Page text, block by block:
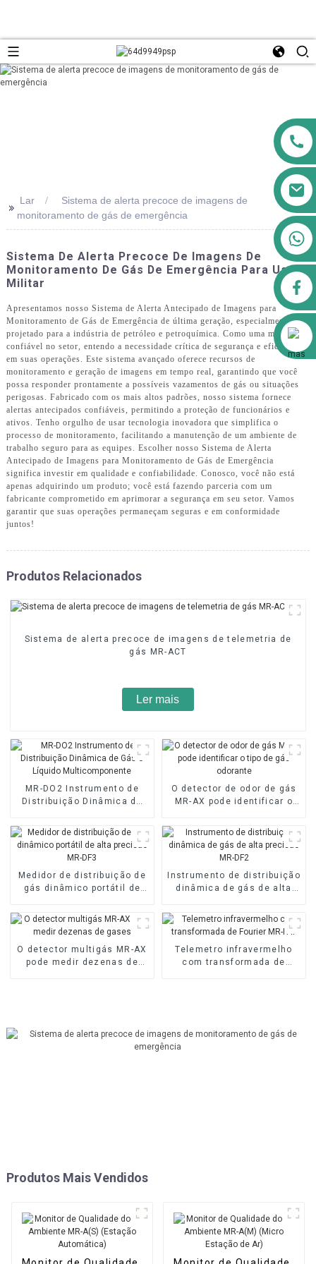
+8613911556761
Alibaba
>> Lar
Sistema de alerta precoce de imagens de
monitoramento de gás de emergência
Sistema De Alerta Precoce De Imagens De
Monitoramento De Gás De Emergência Para Uso
Militar
Apresentamos nosso Sistema de Alerta Antecipado de Imagens para
Monitoramento de Gás de Emergência de última geração, especialmente
projetado para a indústria de petróleo e petroquímica. Como uma marca
confiável no setor, entendo a necessidade crítica de segurança e eficiência
em suas operações. Este sistema avançado oferece recursos de
monitoramento e geração de imagens em tempo real, garantindo que você
possa responder prontamente a possíveis vazamentos de gás ou situações
perigosas. Fabricado com os mais altos padrões, nosso sistema fornece
alertas antecipados confiáveis, permitindo a proteção de funcionários e
ativos. Tenho orgulho de usar tecnologia inovadora que simplifica o
processo de monitoramento, facilitando a manutenção de um ambiente de
trabalho seguro para as equipes. Escolher nosso Sistema de Alerta
Antecipado de Imagens para Monitoramento de Gás de Emergência
significa investir em qualidade e confiabilidade. Conosco, você não está
apenas adquirindo um produto; você está fazendo parceria com um
fabricante comprometido em aprimorar a segurança em seu setor. Vamos
garantir que suas operações permaneçam seguras e em conformidade
juntos!
Produtos Relacionados
Sistema de alerta precoce de imagens de telemetria de
gás MR-ACT
Ler mais
MR-DO2 Instrumento de
Distribuição Dinâmica de
Multicomponente
O detector de odor de gás
MR-AX pode identificar o
Medidor de distribuição de
gás dinâmico portátil de
Instrumento de distribuição
dinâmica de gás de alta
O detector multigás MR-AX
pode medir dezenas de
Telemetro infravermelho
com transformada de
Produtos Mais Vendidos